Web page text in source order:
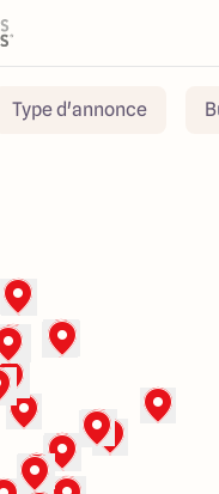
Type d'annonce